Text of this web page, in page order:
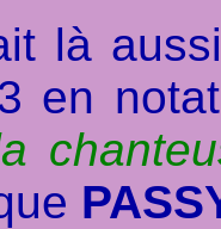
là
en